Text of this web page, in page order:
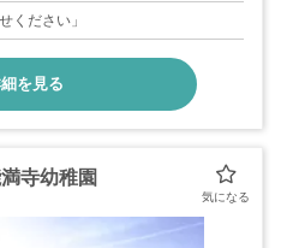
ください」
を見る
寺幼稚園